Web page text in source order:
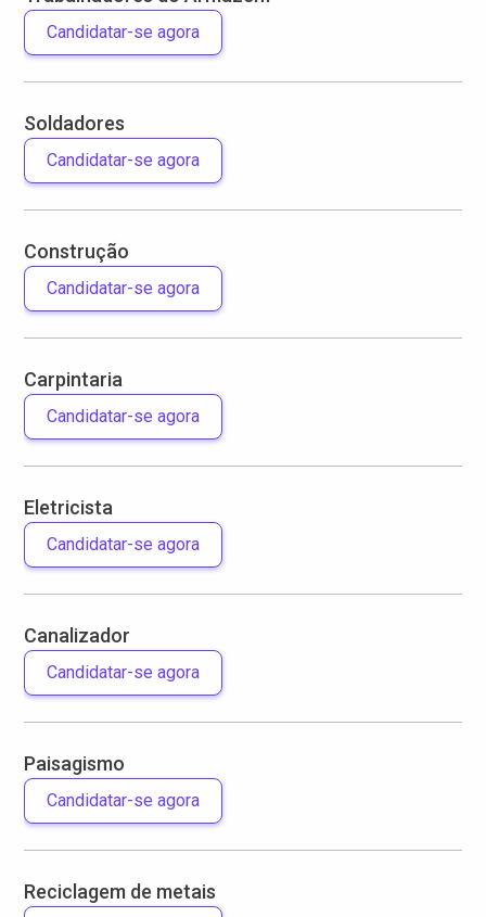
Candidatar-se agora
Soldadores
Candidatar-se agora
Construção
Candidatar-se agora
Carpintaria
Candidatar-se agora
Eletricista
Candidatar-se agora
Canalizador
Candidatar-se agora
Paisagismo
Candidatar-se agora
Reciclagem de metais